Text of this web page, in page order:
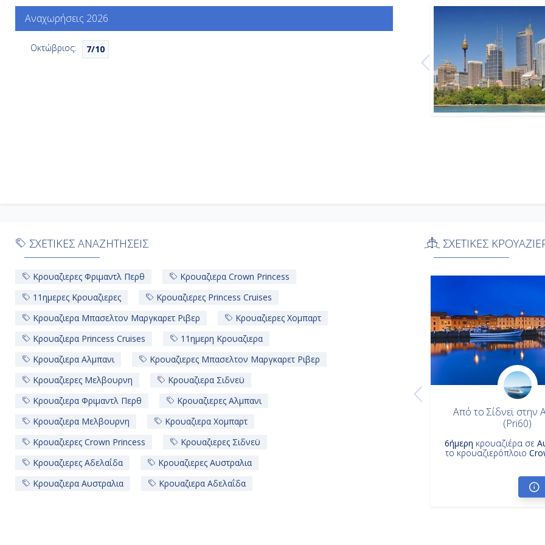
Αναχωρήσεις 2026
Οκτώβριος: 7/10
ΣΧΕΤΙΚΕΣ ΑΝΑΖΗΤΗΣΕΙΣ
Κρουαζιερες Φριμαντλ Περθ
Κρουαζιερα Crown Princess
11ημερες Κρουαζιερες
Κρουαζιερες Princess Cruises
Κρουαζιερα Μπασελτον Μαργκαρετ Ριβερ
Κρουαζιερες Χομπαρτ
Κρουαζιερα Princess Cruises
11ημερη Κρουαζιερα
Κρουαζιερα Αλμπανι
Κρουαζιερες Μπασελτον Μαργκαρετ Ριβερ
Κρουαζιερες Μελβουρνη
Κρουαζιερα Σιδνεϋ
Κρουαζιερα Φριμαντλ Περθ
Κρουαζιερες Αλμπανι
Κρουαζιερα Μελβουρνη
Κρουαζιερα Χομπαρτ
Κρουαζιερες Crown Princess
Κρουαζιερες Σιδνεϋ
Κρουαζιερες Αδελαΐδα
Κρουαζιερες Αυστραλια
Κρουαζιερα Αυστραλια
Κρουαζιερα Αδελαΐδα
ΣΧΕΤΙΚΕΣ
Από το Σίδνεϊ στην
(Pri60)
6ήμερη κρουαζιέρα σε
το κρουαζιερόπλοιο